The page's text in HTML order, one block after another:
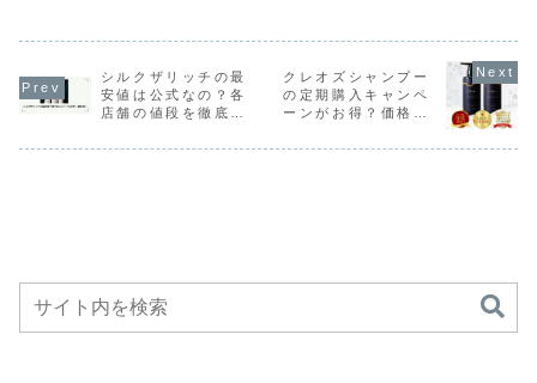
術を受けたい方は
是非読んでみてく
ださいね。
っているのか気に
なる方は是非読ん
でみてください
ね。
かるのか気になる
方は是非読んでみ
てくださいね。
を利用した
ど、どんな
があるか気
方は是非読
てください
シルクザリッチの最
安値は公式なの？各
店舗の値段を徹底比
クレオズシャンプー
の定期購入キャンペ
ーンがお得？価格・